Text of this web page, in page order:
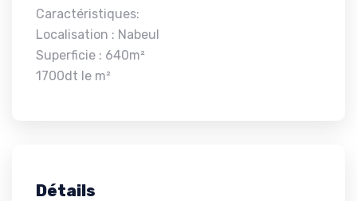
Caractéristiques:
Localisation : Nabeul
Superficie : 640m²
1700dt le m²
Détails